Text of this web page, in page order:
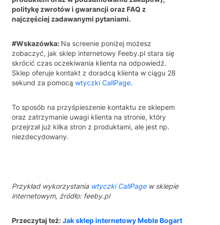
politykę zwrotów i gwarancji oraz FAQ z
najczęściej zadawanymi pytaniami.
#Wskazówka: Na screenie poniżej możesz
zobaczyć, jak sklep internetowy Feeby.pl stara się
skrócić czas oczekiwania klienta na odpowiedź.
Sklep oferuje kontakt z doradcą klienta w ciągu 28
sekund za pomocą wtyczki CallPage.
To sposób na przyśpieszenie kontaktu ze sklepem
oraz zatrzymanie uwagi klienta na stronie, który
przejrzał już kilka stron z produktami, ale jest np.
niezdecydowany.
Przykład wykorzystania wtyczki CallPagew sklepie
internetowym, źródło: feeby.pl
Przeczytaj też:Jak sklep internetowy Meble Bogart